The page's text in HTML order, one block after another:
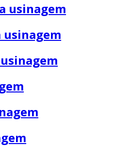
usinagem
usinagem